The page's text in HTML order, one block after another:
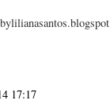
17:17